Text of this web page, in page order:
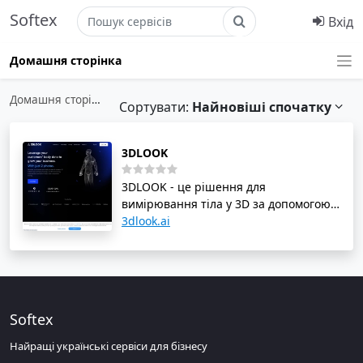
Softex Вхід
Домашня сторінка
Домашня сторінка Роздрібна торгівля та обслуговування
Сортувати: Найновіші спочатку
3DLOOK
3DLOOK - це рішення для
вимірювання тіла у 3D за допомогою
штучного інтелекту. Їхні інноваційні
точних вимірів тіла, YourFit для
підвищити конверсію на 40% та
збільшити середній чек на 25%.
3dlook.ai
Softex
Найращі українські сервіси для бізнесу